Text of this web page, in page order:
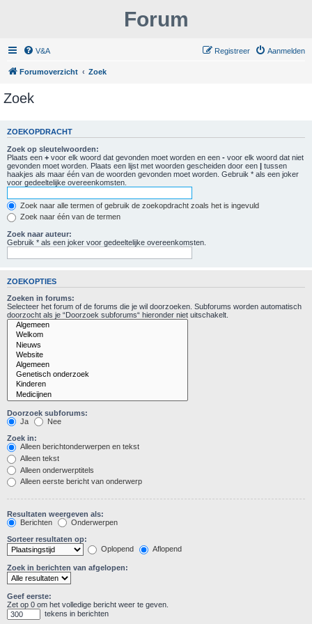
Forum
V&A Aanmelden
Registreer
Forumoverzicht Zoek
Zoek
ZOEKOPDRACHT
Zoek op sleutelwoorden:
Plaats een + voor elk woord dat gevonden moet worden en een - voor elk woord dat niet
gevonden moet worden. Plaats een lijst met woorden gescheiden door een | tussen
haakjes als maar één van de woorden gevonden moet worden. Gebruik * als een joker
voor gedeeltelijke overeenkomsten.
Zoek naar alle termen of gebruik de zoekopdracht zoals het is ingevuld
Zoek naar één van de termen
Zoek naar auteur:
Gebruik * als een joker voor gedeeltelijke overeenkomsten.
ZOEKOPTIES
Zoeken in forums:
Selecteer het forum of de forums die je wil doorzoeken. Subforums worden automatisch
doorzocht als je “Doorzoek subforums“ hieronder niet uitschakelt.
Doorzoek subforums:
Ja
Nee
Zoek in:
Alleen berichtonderwerpen en tekst
Alleen tekst
Alleen onderwerptitels
Alleen eerste bericht van onderwerp
Resultaten weergeven als:
Berichten
Onderwerpen
Sorteer resultaten op:
Oplopend
Aflopend
Zoek in berichten van afgelopen:
Geef eerste:
Zet op 0 om het volledige bericht weer te geven.
tekens in berichten